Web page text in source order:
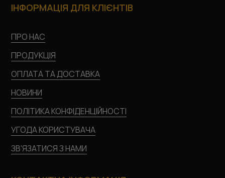
ІНФОРМАЦІЯ ДЛЯ КЛІЄНТІВ
ПРО НАС
ПРОДУКЦІЯ
ОПЛАТА ТА ДОСТАВКА
НОВИНИ
ПОЛІТИКА КОНФІДЕНЦІЙНОСТІ
УГОДА КОРИСТУВАЧА
ЗВ'ЯЗАТИСЯ З НАМИ